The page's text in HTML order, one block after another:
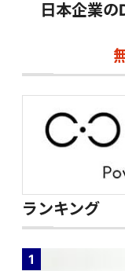
日本企業
ランキング
1